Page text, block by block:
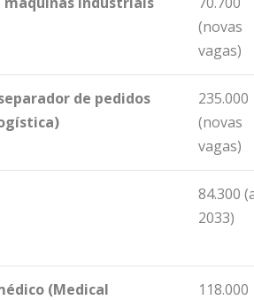
(novas
vagas)
de pedidos
235.000
(novas
vagas)
84.300
2033)
(Medical
118.000